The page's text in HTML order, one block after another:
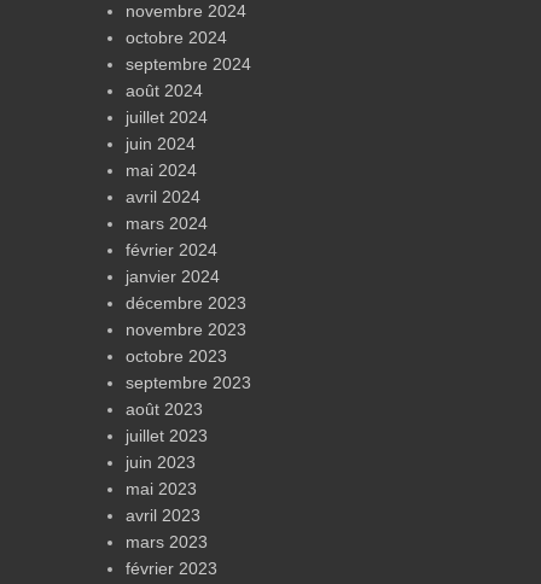
novembre 2024
octobre 2024
septembre 2024
août 2024
juillet 2024
juin 2024
mai 2024
avril 2024
mars 2024
février 2024
janvier 2024
décembre 2023
novembre 2023
octobre 2023
septembre 2023
août 2023
juillet 2023
juin 2023
mai 2023
avril 2023
mars 2023
février 2023